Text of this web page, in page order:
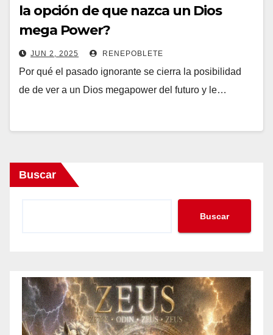
la opción de que nazca un Dios
mega Power?
JUN 2, 2025 RENEPOBLETE
Por qué el pasado ignorante se cierra la posibilidad
de de ver a un Dios megapower del futuro y le…
Buscar
Buscar